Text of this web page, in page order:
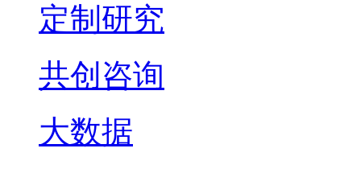
定制研究
共创咨询
大数据